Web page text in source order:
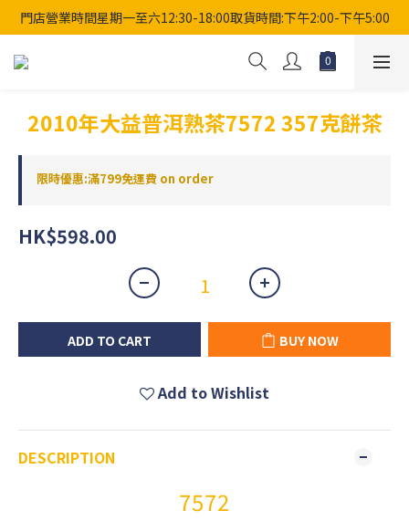
門店營業時間星期一至六12:30-18:00取貨時間:下午2:00-下午5:00
2010年大益普洱熟茶7572 357克餅茶
限時優惠:滿799免運費 on order
HK$598.00
ADD TO CART BUY NOW
Add to Wishlist
DESCRIPTION
7572